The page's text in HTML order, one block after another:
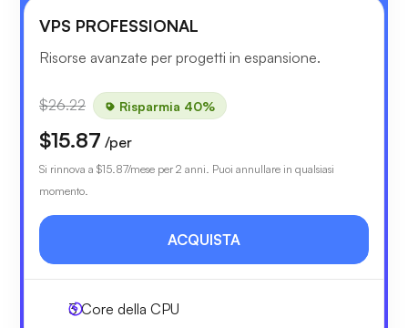
VPS PROFESSIONAL
Risorse avanzate per progetti in espansione.
$26.22 Risparmia 40%
$15.87 /per
Si rinnova a $15.87/mese per 2 anni. Puoi annullare in qualsiasi
momento.
ACQUISTA
3Core della CPU